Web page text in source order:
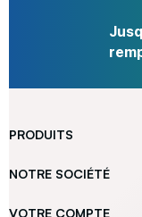
PRODUITS
NOTRE SOCIÉTÉ
VOTRE COMPTE